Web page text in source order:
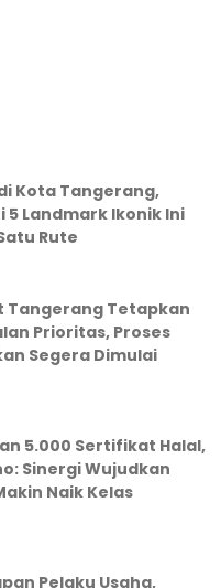
Kota Tangerang,
5 Landmark Ikonik Ini
Rute
Tangerang Tetapkan
Prioritas, Proses
Segera Dimulai
5.000 Sertifikat Halal,
Sinergi Wujudkan
Naik Kelas
Pelaku Usaha,